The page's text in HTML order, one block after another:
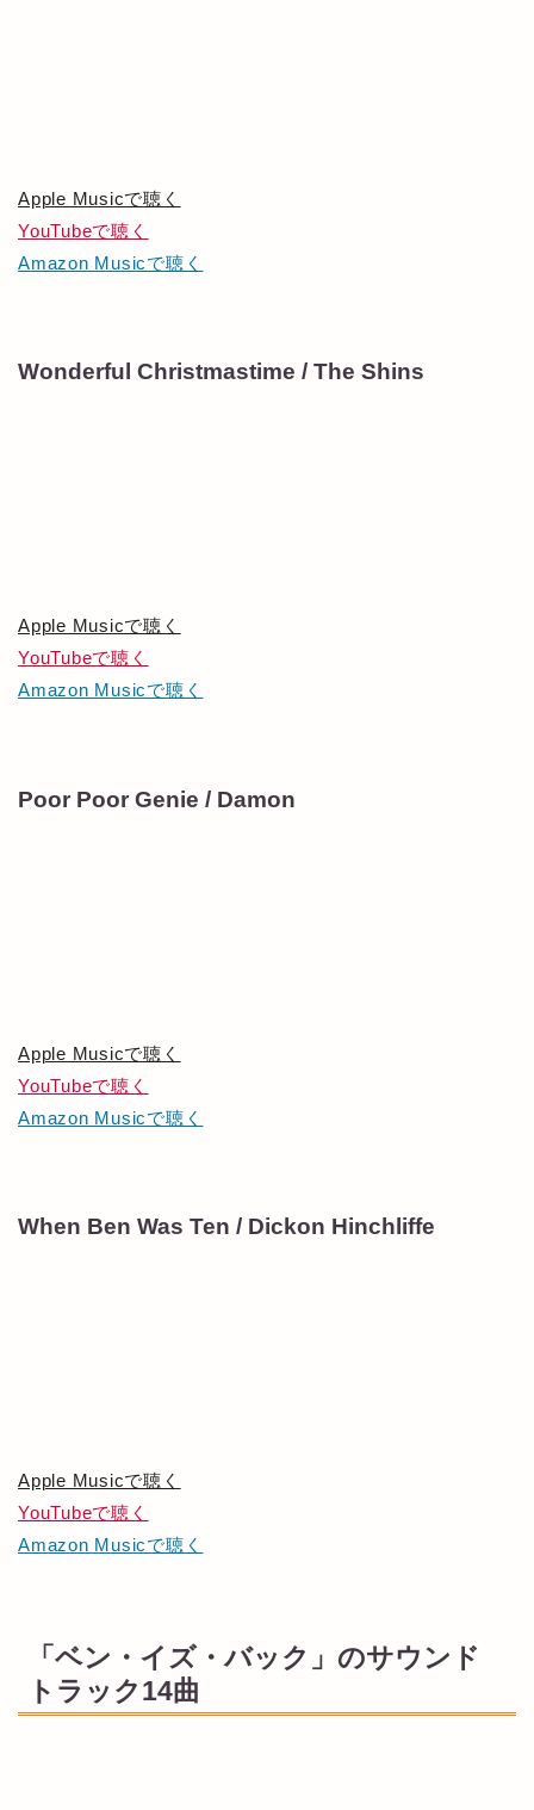
Apple Musicで聴く
YouTubeで聴く
Amazon Musicで聴く
Wonderful Christmastime / The Shins
Apple Musicで聴く
YouTubeで聴く
Amazon Musicで聴く
Poor Poor Genie / Damon
Apple Musicで聴く
YouTubeで聴く
Amazon Musicで聴く
When Ben Was Ten / Dickon Hinchliffe
Apple Musicで聴く
YouTubeで聴く
Amazon Musicで聴く
「ベン・イズ・バック」のサウンド
トラック14曲